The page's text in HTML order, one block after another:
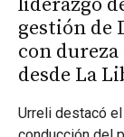
gestión de
con
desde La
Urreli destacó